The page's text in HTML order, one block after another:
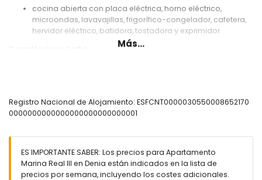
cocina abierta con placa eléctrica, horno eléctrico,
microondas, lavavajillas, frigorífico-congelador, cafetera,
hervidor eléctrico, batidora, tostadora y exprimidor
200 por 180 cm)
dormitorio con aire acondicionado y 2 camas individuales
Exterior del apartamento
Más...
Registro Nacional de Alojamiento: ESFCNT0000030550008652170
0000000000000000000000000001
ES IMPORTANTE SABER: Los precios para Apartamento
Marina Real III en Denia están indicados en la lista de
precios por semana, incluyendo los costes adicionales.